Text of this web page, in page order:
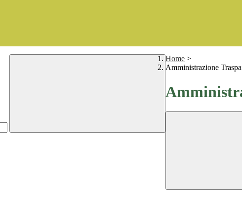
Home >
Amministrazione